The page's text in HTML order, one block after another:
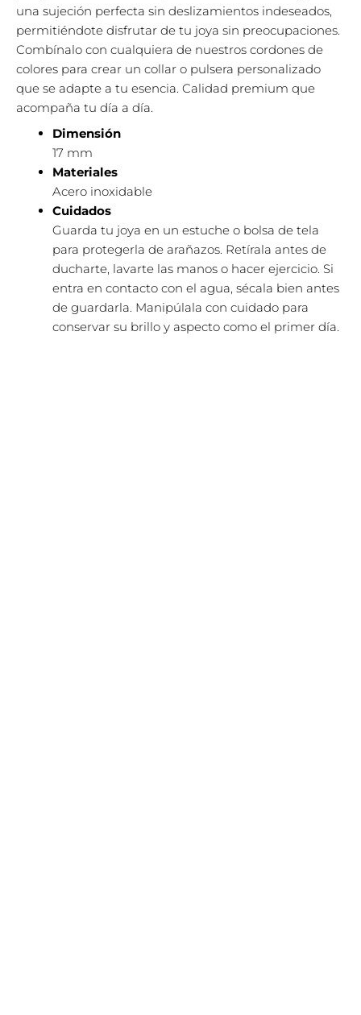
una sujeción perfecta sin deslizamientos indeseados,
permitiéndote disfrutar de tu joya sin preocupaciones.
Combínalo con cualquiera de nuestros cordones de
colores para crear un collar o pulsera personalizado
que se adapte a tu esencia. Calidad premium que
acompaña tu día a día.
Dimensión
17 mm
Materiales
Acero inoxidable
Cuidados
Guarda tu joya en un estuche o bolsa de tela
para protegerla de arañazos. Retírala antes de
ducharte, lavarte las manos o hacer ejercicio. Si
entra en contacto con el agua, sécala bien antes
de guardarla. Manipúlala con cuidado para
conservar su brillo y aspecto como el primer día.